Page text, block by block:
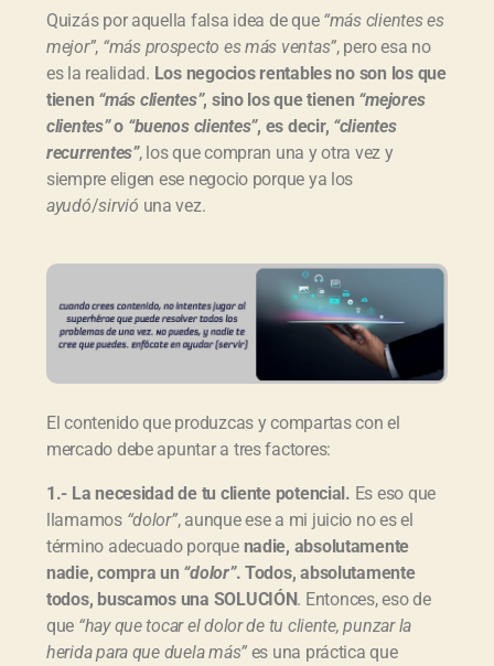
Quizás por aquella falsa idea de que “más clientes es
mejor”, “más prospecto es más ventas”, pero esa no
es la realidad. Los negocios rentables no son los que
tienen “más clientes”, sino los que tienen “mejores
clientes”o “buenos clientes”, es decir, “clientes
recurrentes”, los que compran una y otra vez y
siempre eligen ese negocio porque ya los
ayudó/sirvió una vez.
El contenido que produzcas y compartas con el
mercado debe apuntar a tres factores:
1.- La necesidad de tu cliente potencial. Es eso que
llamamos “dolor”, aunque ese a mi juicio no es el
término adecuado porque nadie, absolutamente
nadie, compra un “dolor”. Todos, absolutamente
todos, buscamos una SOLUCIÓN. Entonces, eso de
que “hay que tocar el dolor de tu cliente, punzar la
herida para que duela más”es una práctica que